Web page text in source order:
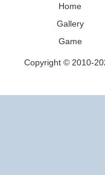
Home
Gallery
Game
Copyright © 2010-